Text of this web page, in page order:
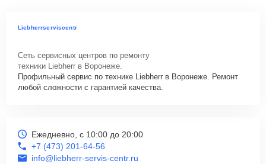
Liebherrserviscentr
Сеть сервисных центров по ремонту
техники Liebherr в Воронеже.
Профильный сервис по технике Liebherr в Воронеже. Ремонт
любой сложности с гарантией качества.
Ежедневно, с 10:00 до 20:00
+7 (473) 201-64-56
info@liebherr-servis-centr.ru